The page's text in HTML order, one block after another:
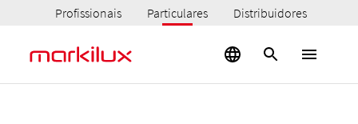
Profissionais Particulares Distribuidores